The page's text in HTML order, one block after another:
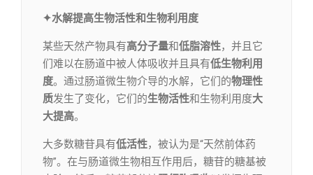
✦水解提高生物活性和生物利用度
某些天然产物具有高分子量和低脂溶性，并且它
们难以在肠道中被人体吸收并且具有低生物利用
度。通过肠道微生物介导的水解，它们的物理性
质发生了变化，它们的生物活性和生物利用度大
大提高。
大多数糖苷具有低活性，被认为是“天然前体药
物”。在与肠道微生物相互作用后，糖苷的糖基被